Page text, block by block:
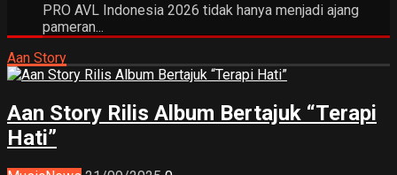
PRO AVL Indonesia 2026 tidak hanya menjadi ajang
pameran...
Aan Story
Aan Story Rilis Album Bertajuk “Terapi
Hati”